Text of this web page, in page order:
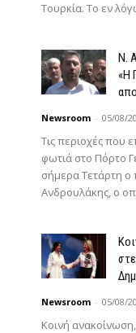
Τουρκία. Το εν
N.
«Η
Newsroom - 05/08/
Τις περιοχές που
φωτιά στο Πόρτο
σήμερα Τετάρτη
Ανδρουλάκης, ο
Newsroom - 05/08/
Κοινή